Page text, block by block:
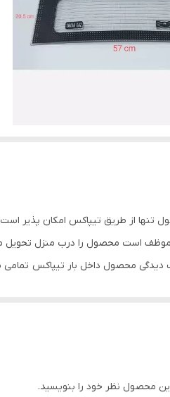
تنها از طریق تیپاکس امکان پذیر
موظف است محصول را درب منزل تحویل
محصول داخل بار تیپاکس
محصول نظر خود را بنویسید.